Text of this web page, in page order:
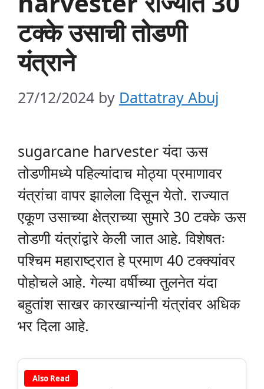
टक्के उसाची तोडणी
यंत्राने
27/12/2024 by Dattatray Abuj
sugarcane harvester यंदा ऊस
तोडणीमध्ये पहिल्यांदाच मोठ्या प्रमाणावर
यंत्रांचा वापर झालेला दिसून येतो. राज्यात
एकूण उसाच्या क्षेत्राच्या सुमारे 30 टक्के ऊस
तोडणी यंत्रांद्वारे केली जात आहे. विशेषतः
पश्चिम महाराष्ट्रात हे प्रमाण 40 टक्क्यांवर
पोहोचले आहे. गेल्या वर्षीच्या तुलनेत यंदा
बहुतांश साखर कारखान्यांनी यंत्रांवर अधिक
भर दिला आहे.
Also Read